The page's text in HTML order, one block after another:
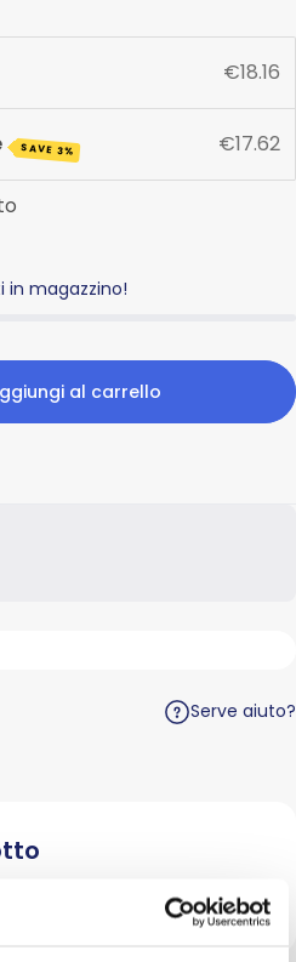
€18.16
SAVE 3% €17.62
magazzino!
al carrello
Serve aiuto?
per cani adulti